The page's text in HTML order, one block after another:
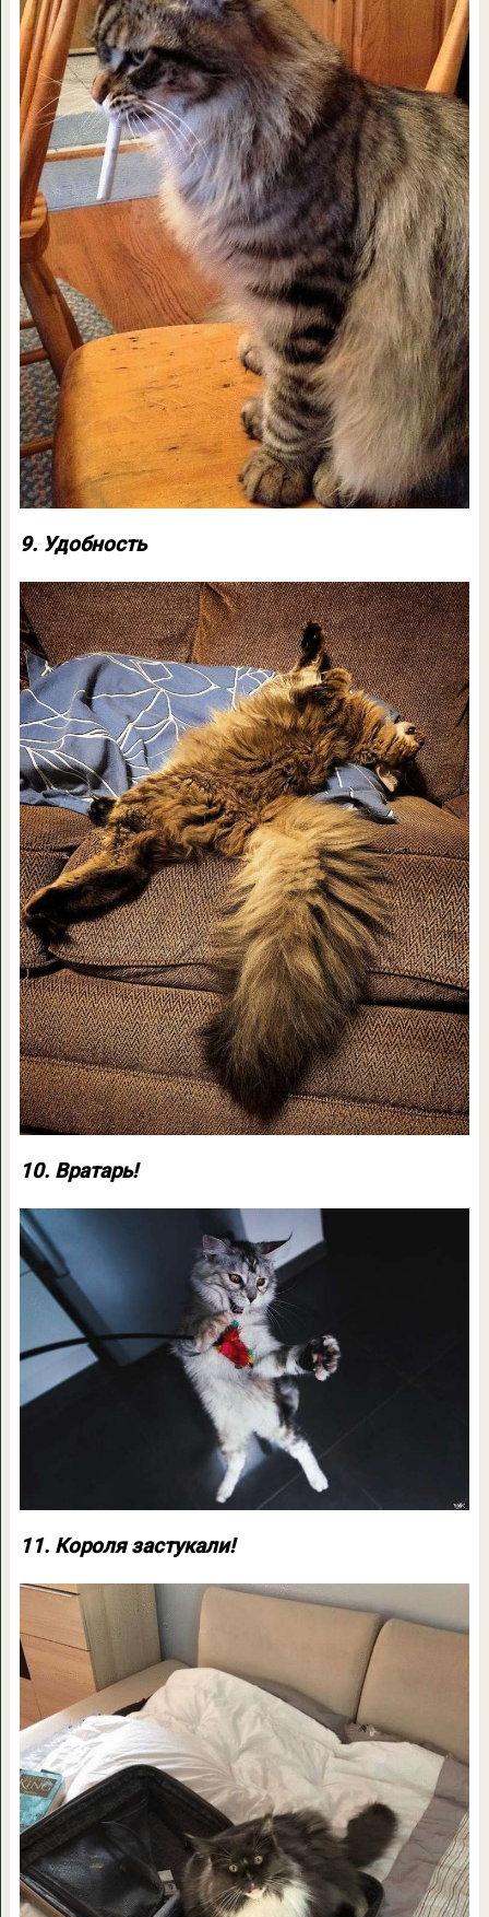
9. Удобность
10. Вратарь!
11. Короля застукали!